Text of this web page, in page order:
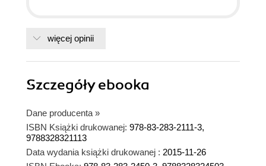
więcej opinii
Szczegółyebooka
Dane producenta »
ISBN Książki drukowanej: 978-83-283-2111-3,
9788328321113
Data wydania książki drukowanej : 2015-11-26